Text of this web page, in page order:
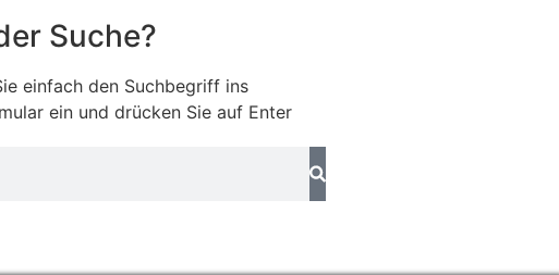
Suche?
einfach den Suchbegriff ins
ein und drücken Sie auf Enter